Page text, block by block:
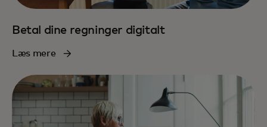
Betal dine regninger digitalt
Læs mere